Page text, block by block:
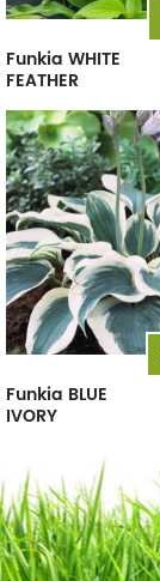
Funkia WHITE
FEATHER
Funkia BLUE
IVORY